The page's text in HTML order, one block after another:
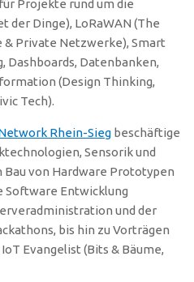
Projekte rund um die
Dinge), LoRaWAN (The
Private Netzwerke), Smart
Dashboards, Datenbanken,
(Design Thinking,
Tech).
Rhein-Sieg beschäftige
Sensorik und
von Hardware Prototypen
Software Entwicklung
und der
bis hin zu Vorträgen
Evangelist (Bits & Bäume,